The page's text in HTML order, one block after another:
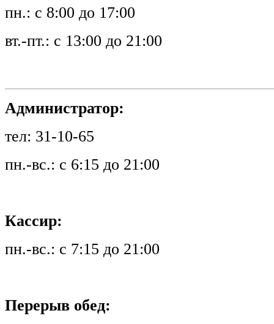
пн.: с 8:00 до 17:00
вт.-пт.: с 13:00 до 21:00
Администратор:
тел: 31-10-65
пн.-вс.: с 6:15 до 21:00
Кассир:
пн.-вс.: с 7:15 до 21:00
Перерыв обед: